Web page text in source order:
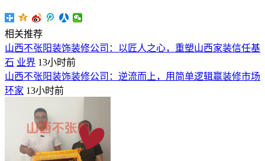
相关推荐
山西不张阳装饰装修公司：以匠人之心，重塑山西家装信任基
石 业界 13小时前
山西不张阳装饰装修公司：逆流而上，用简单逻辑赢装修市场
环家 13小时前